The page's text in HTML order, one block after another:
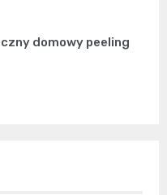
domowy peeling